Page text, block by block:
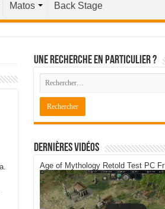
Matos Back Stage
Une recherche en particulier ?
Dernières Vidéos
Age of Mythology Retold Test PC Fr